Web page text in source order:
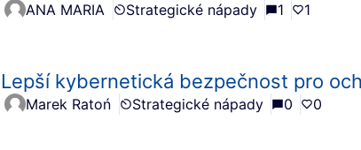
ANA MARIA Strategické nápady 1 1
Lepší kybernetická bezpečnost pro
Marek Ratoń Strategické nápady 0 0